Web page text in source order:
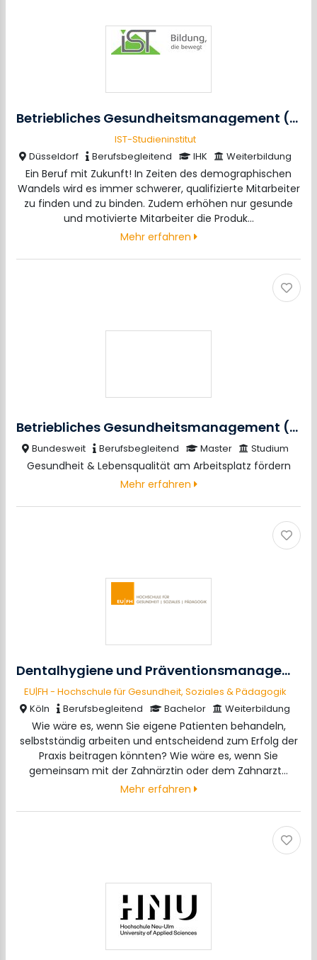
Betriebliches Gesundheitsmanagement (IHK)
IST-Studieninstitut
Düsseldorf
Berufsbegleitend IHK Weiterbildung
Ein Beruf mit Zukunft! In Zeiten des demographischen
Wandels wird es immer schwerer, qualifizierte Mitarbeiter
zu finden und zu binden. Zudem erhöhen nur gesunde
und motivierte Mitarbeiter die Produk…
Mehr erfahren
Betriebliches Gesundheitsmanagement (M.Sc.)
Bundesweit Berufsbegleitend Master Studium
Gesundheit & Lebensqualität am Arbeitsplatz fördern
Mehr erfahren
Dentalhygiene und Präventionsmanagement (B.Sc.)
EU|FH - Hochschule für Gesundheit, Soziales & Pädagogik
Köln
Berufsbegleitend Bachelor Weiterbildung
Wie wäre es, wenn Sie eigene Patienten behandeln,
selbstständig arbeiten und entscheidend zum Erfolg der
Praxis beitragen könnten? Wie wäre es, wenn Sie
gemeinsam mit der Zahnärztin oder dem Zahnarzt…
Mehr erfahren